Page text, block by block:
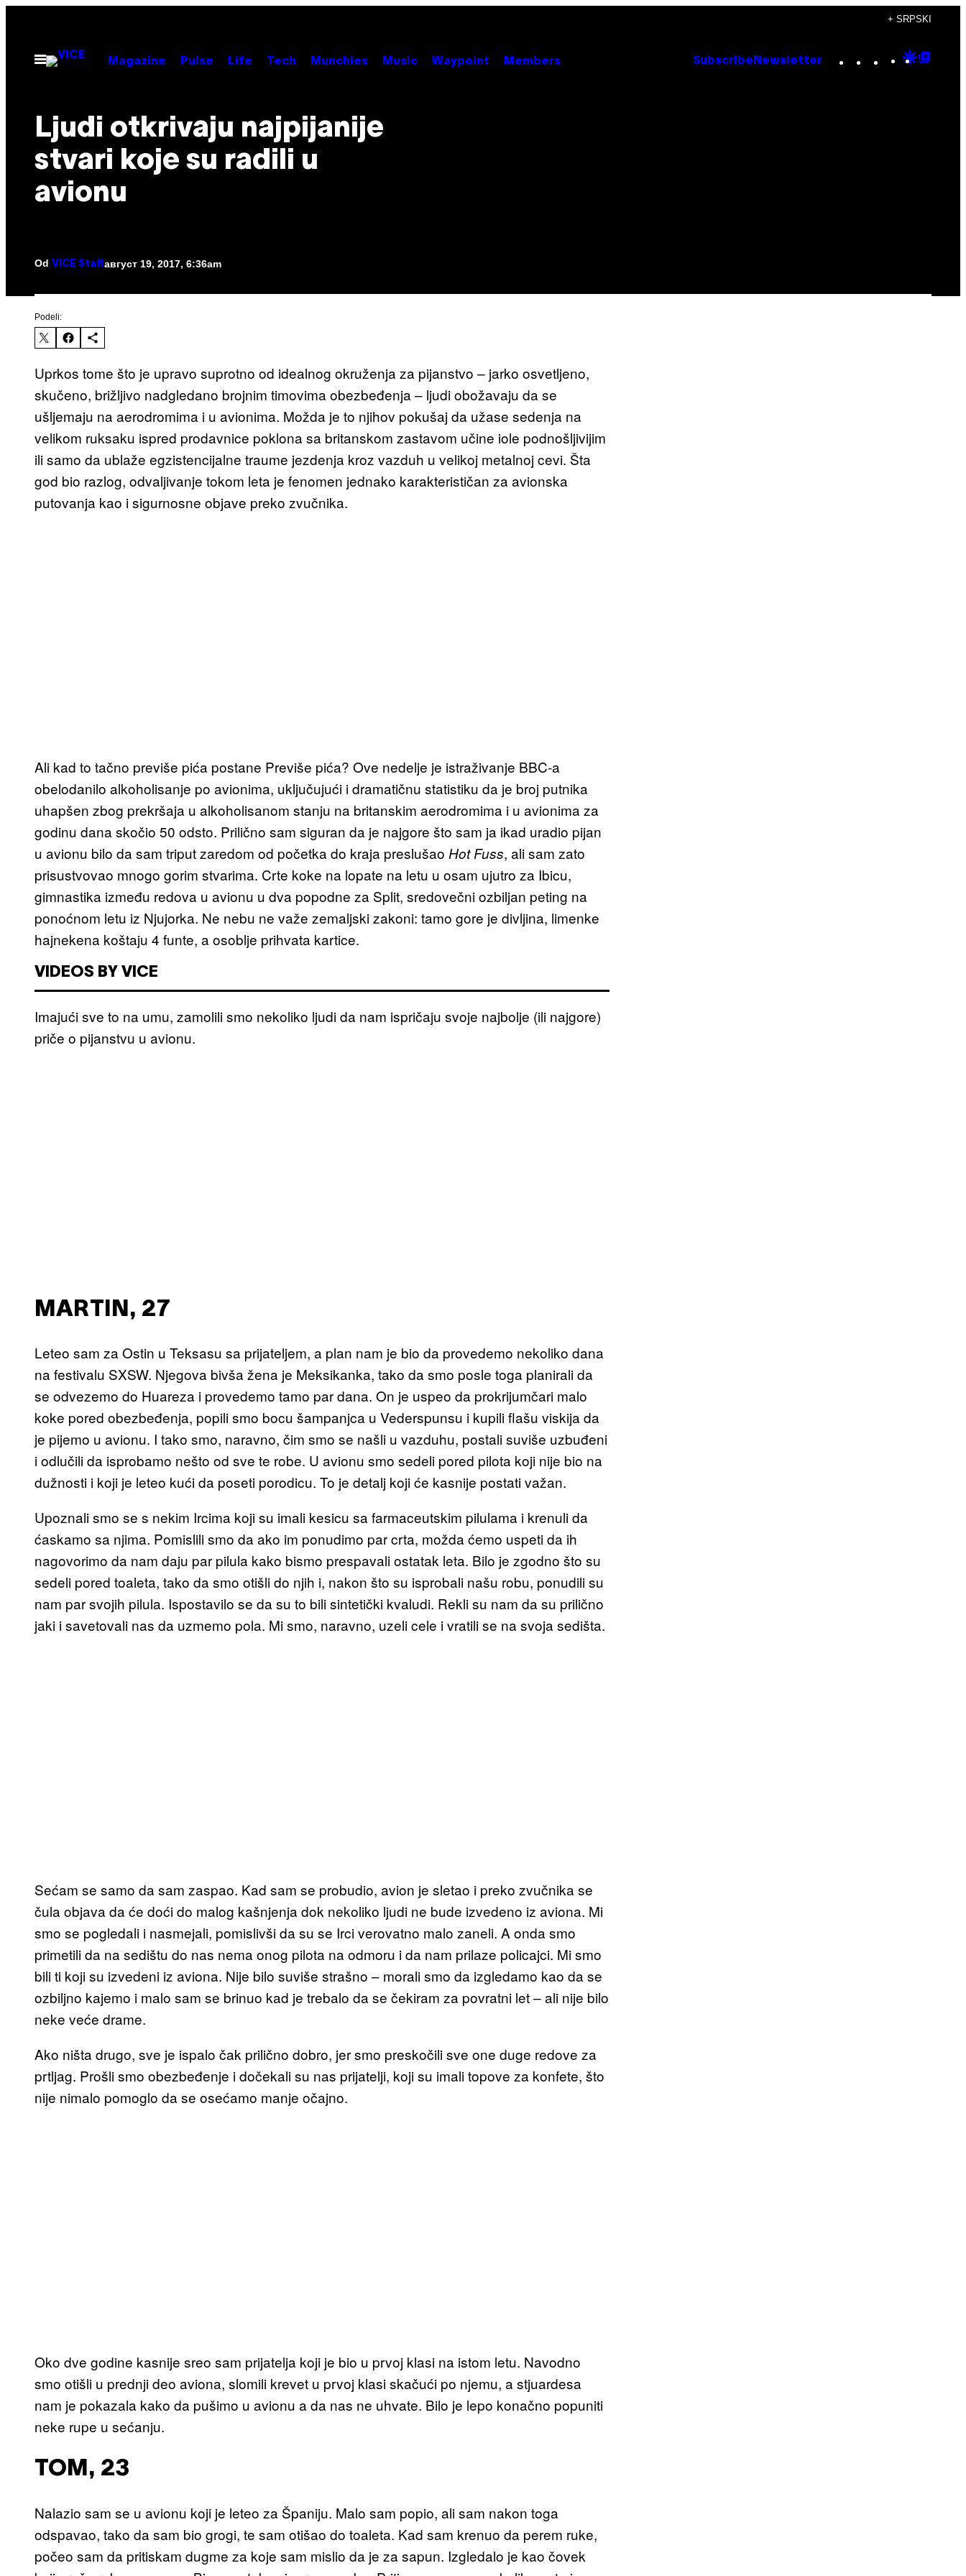
садржај
+ SRPSKI
Otvori
Meni
Magazine Pulse Life Tech Munchies Music Waypoint Members Subscribe Newsletter Instagram
TikTok
YouTube
Google
Ljudi otkrivaju najpijanije
stvari koje su radili u
avionu
Od VICE Staffавгуст 19, 2017, 6:36am
Podeli:
Uprkos tome što je upravo suprotno od idealnog okruženja za pijanstvo – jarko osvetljeno,
skučeno, brižljivo nadgledano brojnim timovima obezbeđenja – ljudi obožavaju da se
ušljemaju na aerodromima i u avionima. Možda je to njihov pokušaj da užase sedenja na
velikom ruksaku ispred prodavnice poklona sa britanskom zastavom učine iole podnošljivijim
ili samo da ublaže egzistencijalne traume jezdenja kroz vazduh u velikoj metalnoj cevi. Šta
god bio razlog, odvaljivanje tokom leta je fenomen jednako karakterističan za avionska
putovanja kao i sigurnosne objave preko zvučnika.
Ali kad to tačno previše pića postane Previše pića? Ove nedelje je istraživanje BBC-a
obelodanilo alkoholisanje po avionima, uključujući i dramatičnu statistiku da je broj putnika
uhapšen zbog prekršaja u alkoholisanom stanju na britanskim aerodromima i u avionima za
godinu dana skočio 50 odsto. Prilično sam siguran da je najgore što sam ja ikad uradio pijan
u avionu bilo da sam triput zaredom od početka do kraja preslušao Hot Fuss, ali sam zato
prisustvovao mnogo gorim stvarima. Crte koke na lopate na letu u osam ujutro za Ibicu,
gimnastika između redova u avionu u dva popodne za Split, sredovečni ozbiljan peting na
ponoćnom letu iz Njujorka. Ne nebu ne važe zemaljski zakoni: tamo gore je divljina, limenke
hajnekena koštaju 4 funte, a osoblje prihvata kartice.
VIDEOS BY VICE
Imajući sve to na umu, zamolili smo nekoliko ljudi da nam ispričaju svoje najbolje (ili najgore)
priče o pijanstvu u avionu.
MARTIN, 27
Leteo sam za Ostin u Teksasu sa prijateljem, a plan nam je bio da provedemo nekoliko dana
na festivalu SXSW. Njegova bivša žena je Meksikanka, tako da smo posle toga planirali da
se odvezemo do Huareza i provedemo tamo par dana. On je uspeo da prokrijumčari malo
koke pored obezbeđenja, popili smo bocu šampanjca u Vederspunsu i kupili flašu viskija da
je pijemo u avionu. I tako smo, naravno, čim smo se našli u vazduhu, postali suviše uzbuđeni
i odlučili da isprobamo nešto od sve te robe. U avionu smo sedeli pored pilota koji nije bio na
dužnosti i koji je leteo kući da poseti porodicu. To je detalj koji će kasnije postati važan.
Upoznali smo se s nekim Ircima koji su imali kesicu sa farmaceutskim pilulama i krenuli da
ćaskamo sa njima. Pomislili smo da ako im ponudimo par crta, možda ćemo uspeti da ih
nagovorimo da nam daju par pilula kako bismo prespavali ostatak leta. Bilo je zgodno što su
sedeli pored toaleta, tako da smo otišli do njih i, nakon što su isprobali našu robu, ponudili su
nam par svojih pilula. Ispostavilo se da su to bili sintetički kvaludi. Rekli su nam da su prilično
jaki i savetovali nas da uzmemo pola. Mi smo, naravno, uzeli cele i vratili se na svoja sedišta.
Sećam se samo da sam zaspao. Kad sam se probudio, avion je sletao i preko zvučnika se
čula objava da će doći do malog kašnjenja dok nekoliko ljudi ne bude izvedeno iz aviona. Mi
smo se pogledali i nasmejali, pomislivši da su se Irci verovatno malo zaneli. A onda smo
primetili da na sedištu do nas nema onog pilota na odmoru i da nam prilaze policajci. Mi smo
bili ti koji su izvedeni iz aviona. Nije bilo suviše strašno – morali smo da izgledamo kao da se
ozbiljno kajemo i malo sam se brinuo kad je trebalo da se čekiram za povratni let – ali nije bilo
neke veće drame.
Ako ništa drugo, sve je ispalo čak prilično dobro, jer smo preskočili sve one duge redove za
prtljag. Prošli smo obezbeđenje i dočekali su nas prijatelji, koji su imali topove za konfete, što
nije nimalo pomoglo da se osećamo manje očajno.
Oko dve godine kasnije sreo sam prijatelja koji je bio u prvoj klasi na istom letu. Navodno
smo otišli u prednji deo aviona, slomili krevet u prvoj klasi skačući po njemu, a stjuardesa
nam je pokazala kako da pušimo u avionu a da nas ne uhvate. Bilo je lepo konačno popuniti
neke rupe u sećanju.
TOM, 23
Nalazio sam se u avionu koji je leteo za Španiju. Malo sam popio, ali sam nakon toga
odspavao, tako da sam bio grogi, te sam otišao do toaleta. Kad sam krenuo da perem ruke,
počeo sam da pritiskam dugme za koje sam mislio da je za sapun. Izgledalo je kao čovek